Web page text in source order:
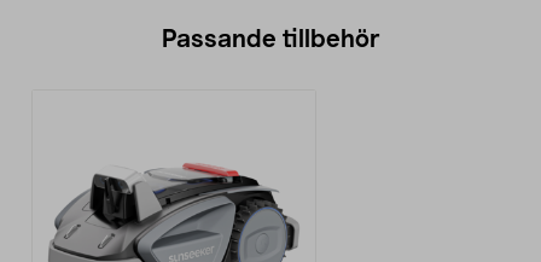
Passande tillbehör